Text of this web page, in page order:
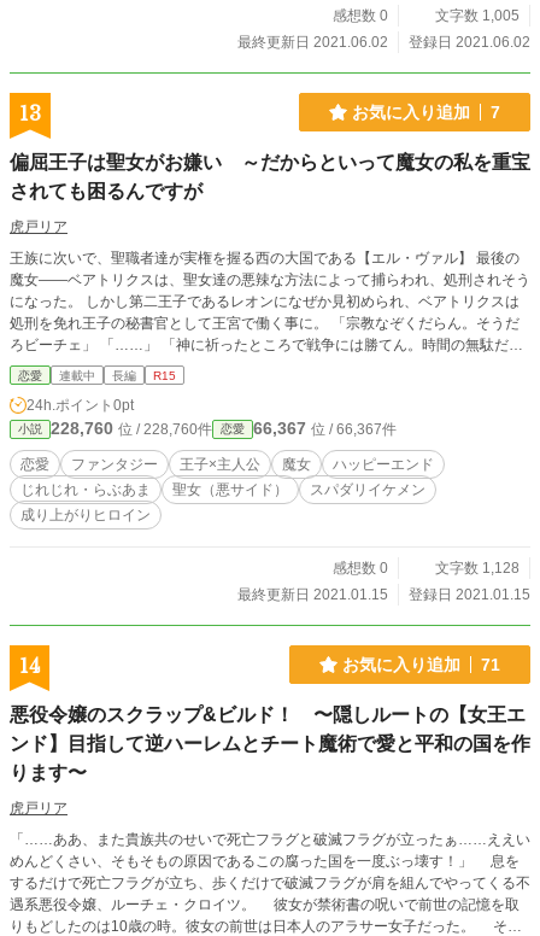
感想数 0
文字数 1,005
最終更新日 2021.06.02
登録日 2021.06.02
13 お気に入り追加 7
偏屈王子は聖女がお嫌い ～だからといって魔女の私を重宝
されても困るんですが
虎戸リア
王族に次いで、聖職者達が実権を握る西の大国である【エル・ヴァル】 最後の
魔女――ベアトリクスは、聖女達の悪辣な方法によって捕らわれ、処刑されそう
になった。 しかし第二王子であるレオンになぜか見初められ、ベアトリクスは
処刑を免れ王子の秘書官として王宮で働く事に。 「宗教なぞくだらん。そうだ
ろビーチェ」 「……」 「神に祈ったところで戦争には勝てん。時間の無駄だ。
なんだそんな顔をして」 「ここが聖堂で、ミサの真っ最中だからでしょ……ち
ょっとは自重しなさい」 レオン王子は周囲から偏屈だと言われながらも、その
既成概念にとらわれない考えと有能さで、徐々に次期国王として期待されるよう
になっていく。 そうして第一王子との王位争奪戦が始まると共にベアトリクス
への無茶ぶりが増えていくが、二人の距離も段々と近付いていくのであった。
これは、周囲の理解を拒絶した魔女と、誰にも理解されない王子の二人の物語
だ。
恋愛 連載中 長編 R15
24h.ポイント 0pt
小説 228,760 位 / 228,760件 恋愛 66,367 位 / 66,367件
恋愛 ファンタジー 王子×主人公 魔女
ハッピーエンド
じれじれ・らぶあま
聖女（悪サイド）
スパダリイケメン
成り上がりヒロイン
感想数 0
文字数 1,128
最終更新日 2021.01.15
登録日 2021.01.15
14 お気に入り追加 71
悪役令嬢のスクラップ&ビルド！ 〜隠しルートの【女王エ
ンド】目指して逆ハーレムとチート魔術で愛と平和の国を作
ります〜
虎戸リア
「……ああ、また貴族共のせいで死亡フラグと破滅フラグが立ったぁ……ええい
めんどくさい、そもそもの原因であるこの腐った国を一度ぶっ壊す！」 息を
するだけで死亡フラグが立ち、歩くだけで破滅フラグが肩を組んでやってくる不
遇系悪役令嬢、ルーチェ・クロイツ。 彼女が禁術書の呪いで前世の記憶を取
りもどしたのは10歳の時。彼女の前世は日本人のアラサー女子だった。 そし